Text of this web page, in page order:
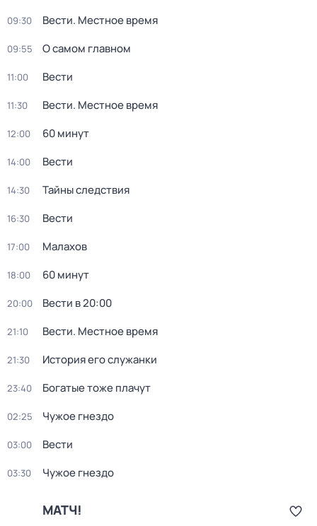
09:30 Вести. Местное время
09:55 О самом главном
11:00 Вести
11:30 Вести. Местное время
12:00 60 минут
14:00 Вести
14:30 Тайны следствия
16:30 Вести
17:00 Малахов
18:00 60 минут
20:00 Вести в 20:00
21:10 Вести. Местное время
21:30 История его служанки
23:40 Богатые тоже плачут
02:25 Чужое гнездо
03:00 Вести
03:30 Чужое гнездо
МАТЧ!